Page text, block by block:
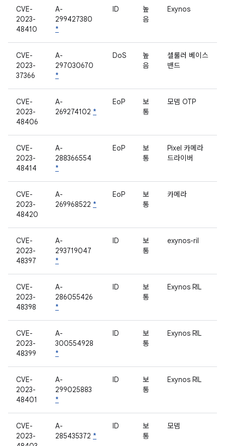
CVE-
2023-
48410
A-
299427380
*
ID
높
음
Exynos
CVE-
2023-
37366
A-
297030670
*
DoS
높
음
셀룰러 베이스
밴드
CVE-
2023-
48406
A-
269274102 *
EoP
보
통
모뎀 OTP
CVE-
2023-
48414
A-
288366554
*
EoP
보
통
Pixel 카메라
드라이버
CVE-
2023-
48420
A-
269968522 *
EoP
보
통
카메라
CVE-
2023-
48397
A-
293719047
*
ID
보
통
exynos-ril
CVE-
2023-
48398
A-
286055426
*
ID
보
통
Exynos RIL
CVE-
2023-
48399
A-
300554928
*
ID
보
통
Exynos RIL
CVE-
2023-
48401
A-
299025883
*
ID
보
통
Exynos RIL
CVE-
2023-
A-
285435372 *
ID
보
통
모뎀